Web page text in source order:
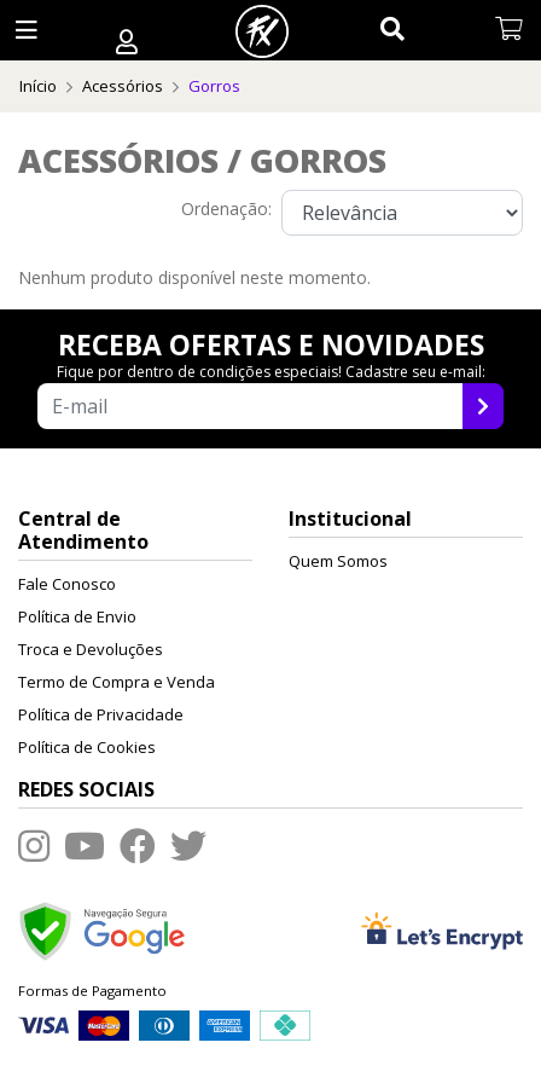
Início Acessórios Gorros
ACESSÓRIOS / GORROS
Ordenação:
Nenhum produto disponível neste momento.
RECEBA OFERTAS E NOVIDADES
Fique por dentro de condições especiais! Cadastre seu e-mail:
Central de
Atendimento
Fale Conosco
Política de Envio
Troca e Devoluções
Termo de Compra e Venda
Política de Privacidade
Política de Cookies
Institucional
Quem Somos
REDES SOCIAIS
Formas de Pagamento